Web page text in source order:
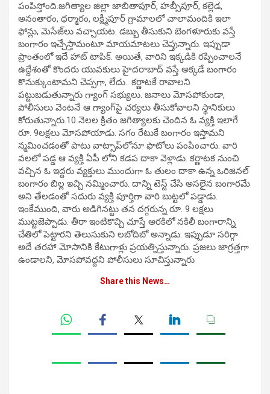
పంపిస్తోంది.జగిత్యాల జిల్లా జాబితాపూర్, హబ్సీపూర్, కల్లెడ,
అనంతారం, ధర్మారం, లక్ష్మీపూర్ గ్రామాలలో చాలామందికి ఇలా
ఫోన్లు, మెసేజ్‌లు వచ్చాయట. డబ్బు తీసుకుని బెంగళూరుకు వస్తే
బంగారం ఇచ్చేస్తామంటూ మాయమాటలు చెప్తున్నారు. ఇప్పుడా
ప్రాంతంలో ఇదే హాట్‌ టాపిక్‌. అయితే, వారిని ఇక్కడికి రప్పించాలనే
ఉద్దేశంతో కొందరు యువకులు హైదరాబాద్‌ వస్తే అక్కడే బంగారం
కొనుక్కుంటామని చెప్పగా, లేదు.. కర్ణాటకే రావాలని
పట్టుబడుతున్నారు గ్యాంగ్‌ సభ్యులు. జనాలు మోసపోకుండా,
పోలీసులు వెంటనే ఆ గ్యాంగ్‌పై చర్యలు తీసుకోవాలని స్థానికులు
కోరుతున్నారు.10 నెలల క్రితం జగిత్యాలకు చెందిన ఓ వ్యక్తి ఇలాగే
రూ. 9లక్షలు మోసపోయాడు. సగం రేటుకే బంగారం ఇస్తామని
న్మమించడంతో పాటు వాట్సాప్‌లోనూ ఫొటోలు పంపించారు. వారి
వలలో పడ్డ ఆ వ్యక్తి ఏపీ లోని కడప దాకా వెళ్లాడు. కర్ణాటక నుంచి
వచ్చిన ఓ ఇద్దరు వ్యక్తులు ముందుగా ఓ తులం దాకా ఉన్న ఒరిజినల్‌
బంగారం బిల్ల ఇచ్చి నమ్మించారు. దాన్ని టెస్ట్‌ చేసి అసలైన బంగారమే
అని తేలడంతో సదురు వ్యక్తి పూర్తిగా వారి బుట్టలో పడ్డాడు.
ఇంకేముంది, వారు అడిగినట్టు తన దగ్గరున్న రూ. 9 లక్షలు
ముట్టజెప్పాడు. తీరా ఇంటికొచ్చి చూస్తే అరకిలో నకిలీ బంగారాన్ని
చేతిలో పెట్టారని తెలుసుకుని లబోదిబో అన్నాడు. ఇప్పుడూ సరిగ్గా
అదే తరహా మోసానికి కేటుగాళ్లు ప్రయత్నిస్తున్నారు. ప్రజలు జాగ్రత్తగా
ఉండాలని, మోసపోవద్దని పోలీసులు సూచిస్తున్నారు
Share this News…